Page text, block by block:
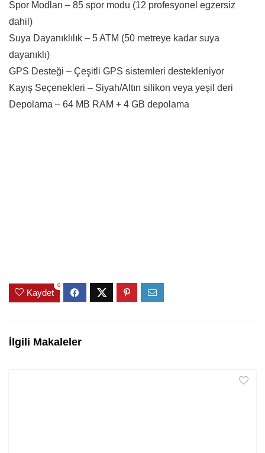
Spor Modları – 85 spor modu (12 profesyonel egzersiz
dahil)
Suya Dayanıklılık – 5 ATM (50 metreye kadar suya
dayanıklı)
GPS Desteği – Çeşitli GPS sistemleri destekleniyor
Kayış Seçenekleri – Siyah/Altın silikon veya yeşil deri
Depolama – 64 MB RAM + 4 GB depolama
Kaydet
0
İlgili Makaleler